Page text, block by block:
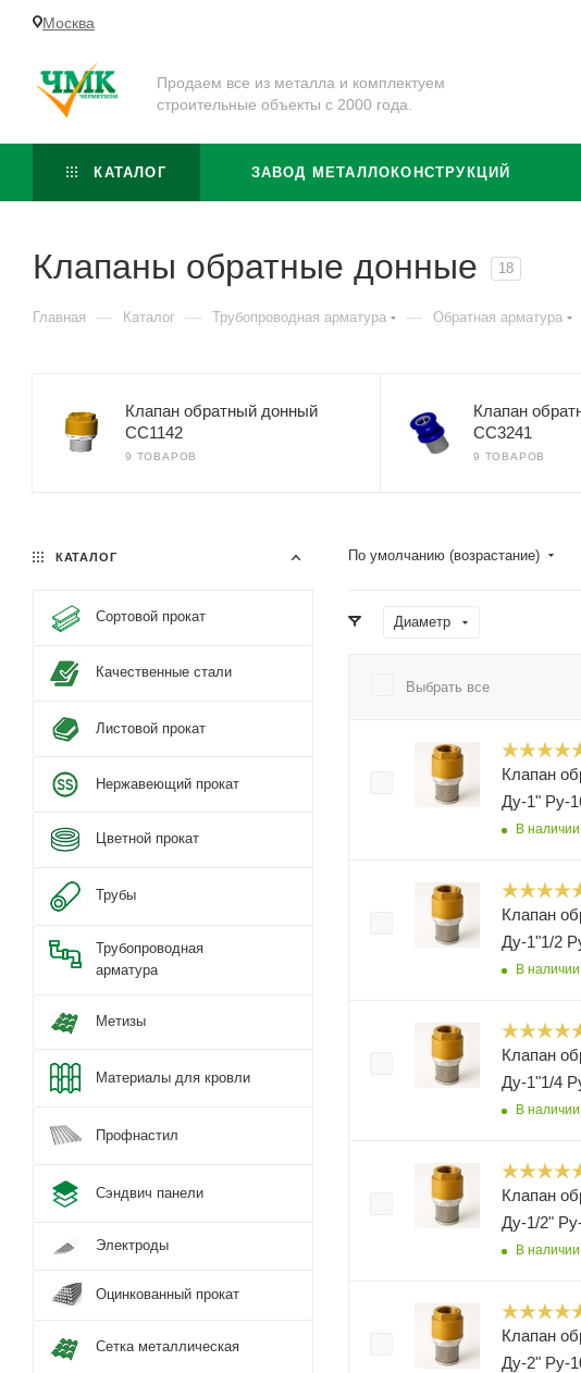
Москва
Продаем все из металла и комплектуем
строительные объекты с 2000 года.
КАТАЛОГ ЗАВОД МЕТАЛЛОКОНСТРУКЦИЙ
Клапаны обратные донные 18
Главная — Каталог — Трубопроводная арматура — Обратная арматура
Клапан обратный донный
CC1142
9 ТОВАРОВ
Клапан
CC3241
9 ТОВАРОВ
По умолчанию (возрастание)
Диаметр
Выбрать все
Клапан
Ду-1" Ру-
В наличии
Клапан
Ду-1"1/2
В наличии
Клапан
Ду-1"1/4
В наличии
Клапан
Ду-1/2"
В наличии
Клапан
Ду-2" Ру-
КАТАЛОГ
Сортовой прокат
Качественные стали
Листовой прокат
Нержавеющий прокат
Цветной прокат
Трубы
Трубопроводная
арматура
Метизы
Материалы для кровли
Профнастил
Сэндвич панели
Электроды
Оцинкованный прокат
Сетка металлическая